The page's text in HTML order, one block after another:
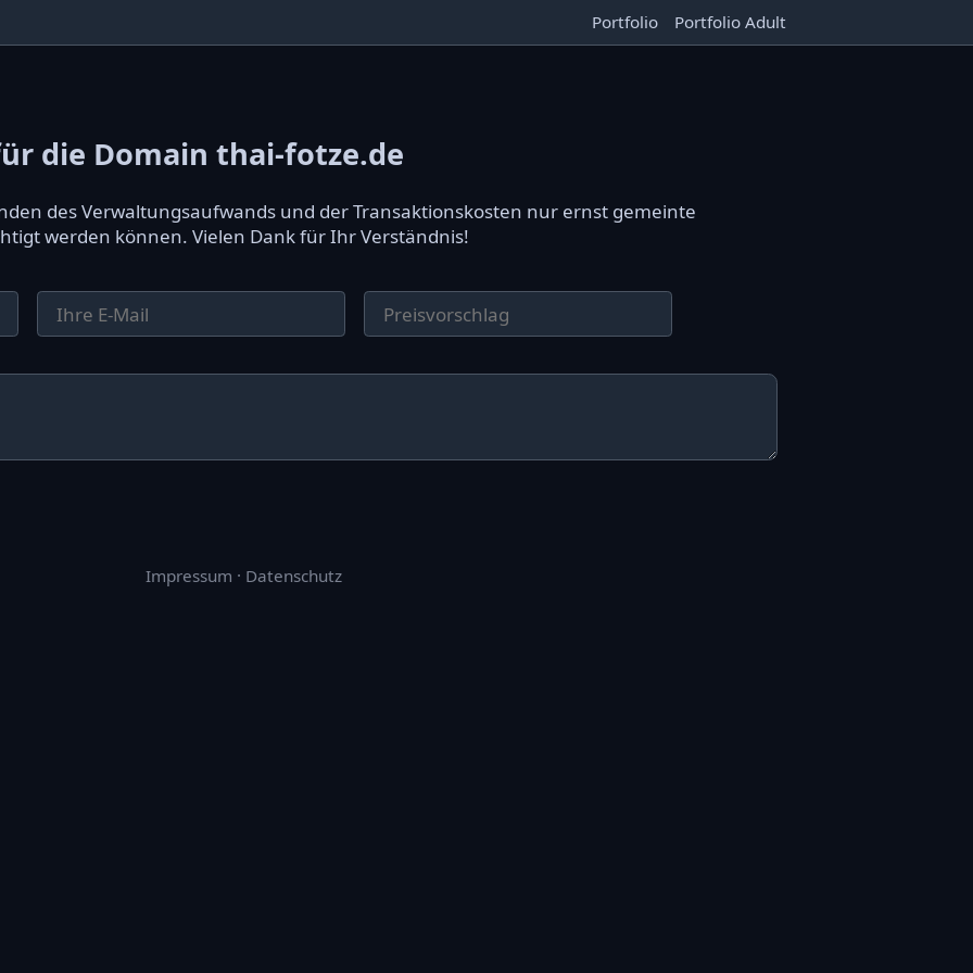
Portfolio Portfolio Adult
die Domain thai-fotze.de
des Verwaltungsaufwands und der Transaktionskosten nur ernst gemeinte
werden können. Vielen Dank für Ihr Verständnis!
Impressum · Datenschutz